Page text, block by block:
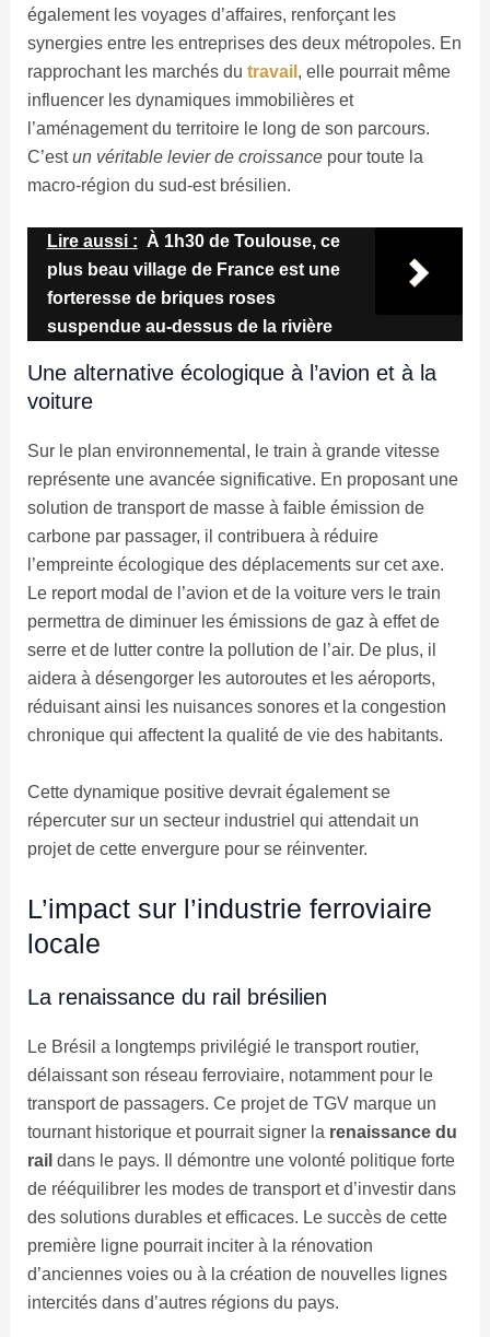
également les voyages d’affaires, renforçant les
synergies entre les entreprises des deux métropoles. En
rapprochant les marchés du travail , elle pourrait même
influencer les dynamiques immobilières et
l’aménagement du territoire le long de son parcours.
C’estun véritable levier de croissancepour toute la
macro-région du sud-est brésilien.
Lire aussi : À 1h30 de Toulouse, ce
plus beau village de France est une
forteresse de briques roses
suspendue au-dessus de la rivière
Une alternative écologique à l’avion et à la
voiture
Sur le plan environnemental, le train à grande vitesse
représente une avancée significative. En proposant une
solution de transport de masse à faible émission de
carbone par passager, il contribuera à réduire
l’empreinte écologique des déplacements sur cet axe.
Le report modal de l’avion et de la voiture vers le train
permettra de diminuer les émissions de gaz à effet de
serre et de lutter contre la pollution de l’air. De plus, il
aidera à désengorger les autoroutes et les aéroports,
réduisant ainsi les nuisances sonores et la congestion
chronique qui affectent la qualité de vie des habitants.
Cette dynamique positive devrait également se
répercuter sur un secteur industriel qui attendait un
projet de cette envergure pour se réinventer.
L’impact sur l’industrie ferroviaire
locale
La renaissance du rail brésilien
Le Brésil a longtemps privilégié le transport routier,
délaissant son réseau ferroviaire, notamment pour le
transport de passagers. Ce projet de TGV marque un
tournant historique et pourrait signer la renaissance du
rail dans le pays. Il démontre une volonté politique forte
de rééquilibrer les modes de transport et d’investir dans
des solutions durables et efficaces. Le succès de cette
première ligne pourrait inciter à la rénovation
d’anciennes voies ou à la création de nouvelles lignes
intercités dans d’autres régions du pays.